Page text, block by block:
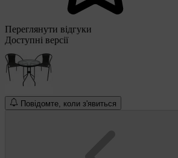
Переглянути відгуки
Доступні версії
Повідомте, коли з'явиться